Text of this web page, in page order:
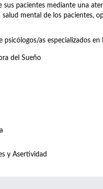
sus pacientes mediante una
mental de los pacientes,
as especializados en
del Sueño
y Asertividad